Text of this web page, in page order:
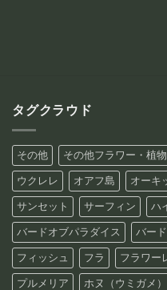
タグクラウド
その他 その他フラワー・植物
ウクレレ オアフ島 オーキ
サンセット サーフィン ハ
バードオブパラダイス バード
フィッシュ フラ フラワー
プルメリア ホヌ（ウミガメ）